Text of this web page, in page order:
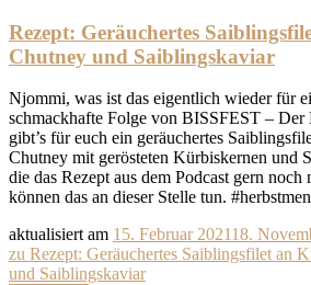
Rezept: Geräuchertes
Chutney und Saiblingskaviar
Njommi, was ist das eigentlich wieder für
schmackhafte Folge von BISSFEST – Der
gibt’s für euch ein geräuchertes
Chutney mit gerösteten Kürbiskernen und
die das Rezept aus dem Podcast gern noch
können das an dieser Stelle tun.
aktualisiert am 15. Februar 202118.
zu Rezept: Geräuchertes Saiblingsfilet an
und Saiblingskaviar